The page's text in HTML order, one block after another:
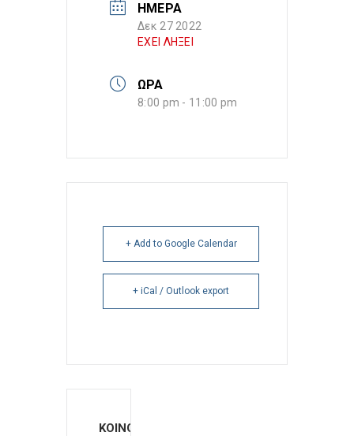
ΗΜΕΡΑ
Δεκ 27 2022
ΕΧΕΙ ΛΗΞΕΙ
ΩΡΑ
8:00 pm - 11:00 pm
+ Add to Google Calendar
+ iCal / Outlook export
ΚΟΙΝΟΠΟΙΗΣΗ